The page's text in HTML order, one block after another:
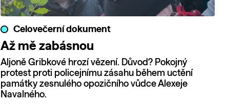
Celovečerní dokument
Až mě zabásnou
Aljoně Gribkové hrozí vězení. Důvod? Pokojný
protest proti policejnímu zásahu během uctění
památky zesnulého opozičního vůdce Alexeje
Navalného.